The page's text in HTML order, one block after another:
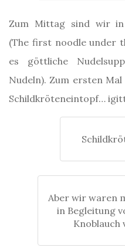
Zum Mittag sind wir in
(The first noodle under
es göttliche
Nudeln). Zum ersten
Schildkröteneintopf…
Aber wir waren
in Begleitung
Knoblauch